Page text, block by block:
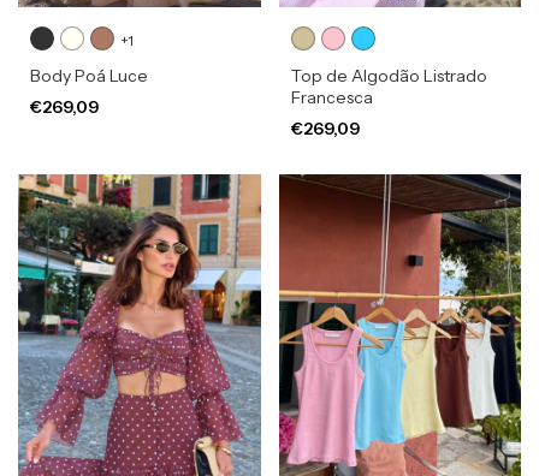
+1
Body Poá Luce
€269,09
Top de Algodão Listrado
Francesca
€269,09